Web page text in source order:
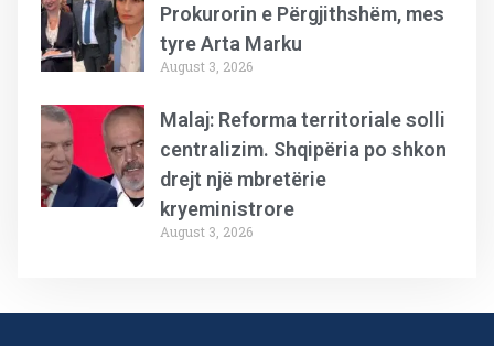
Prokurorin e Përgjithshëm, mes
tyre Arta Marku
August 3, 2026
Malaj: Reforma territoriale solli
centralizim. Shqipëria po shkon
drejt një mbretërie
kryeministrore
August 3, 2026